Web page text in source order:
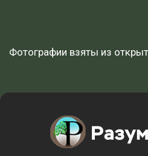
Фотографии взяты из